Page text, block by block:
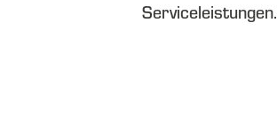
Serviceleistungen.